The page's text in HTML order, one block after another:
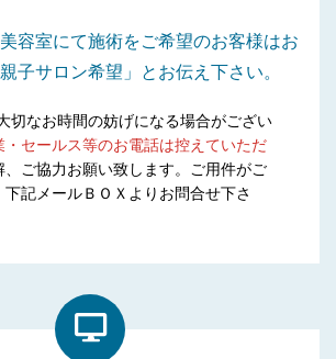
容室にて施術をご希望のお客様はお
子サロン希望」とお伝え下さい。
切なお時間の妨げになる場合がござい
・セールス等のお電話は控えていただ
、ご協力お願い致します。ご用件がご
下記メールＢＯＸよりお問合せ下さ